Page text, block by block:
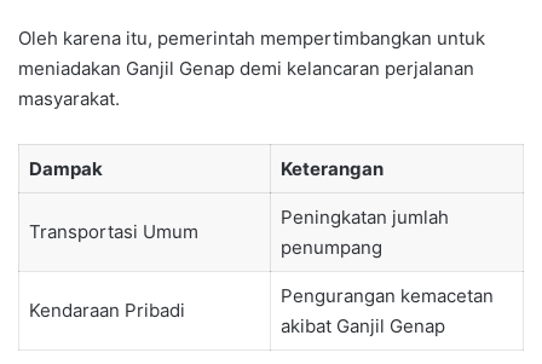
Oleh karena itu, pemerintah mempertimbangkan untuk
meniadakan Ganjil Genap demi kelancaran perjalanan
masyarakat.
Dampak Keterangan
Transportasi Umum
Peningkatan jumlah
penumpang
Kendaraan Pribadi
Pengurangan kemacetan
akibat Ganjil Genap